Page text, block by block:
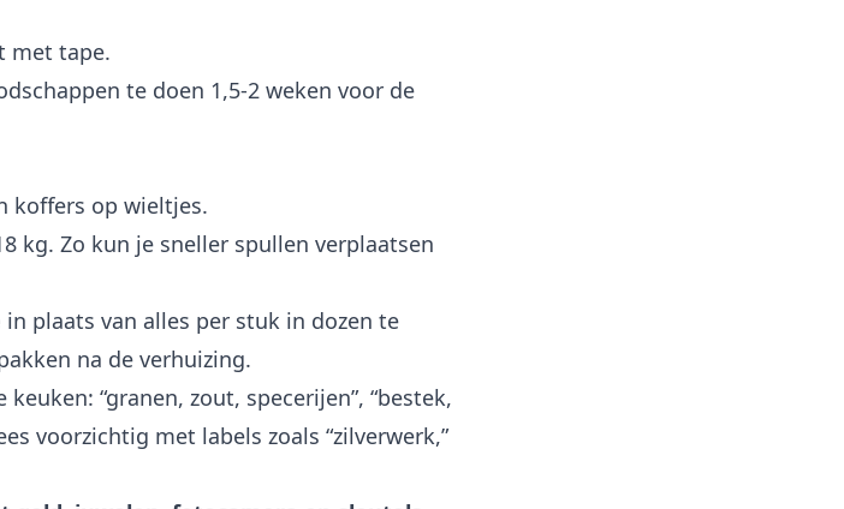
met tape.
te doen 1,5-2 weken voor de
koffers op wieltjes.
kg. Zo kun je sneller spullen verplaatsen
in plaats van alles per stuk in dozen te
na de verhuizing.
“granen, zout, specerijen”, “bestek,
voorzichtig met labels zoals “zilverwerk,”